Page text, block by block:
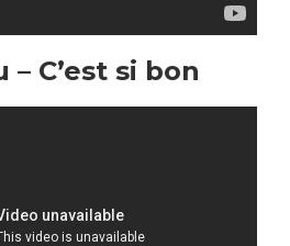
– C’est si bon